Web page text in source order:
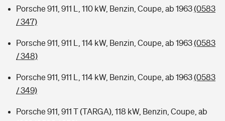
Porsche 911, 911 L, 110 kW, Benzin, Coupe, ab 1963(0583
/ 347)
Porsche 911, 911 L, 114 kW, Benzin, Coupe, ab 1963(0583
/ 348)
Porsche 911, 911 L, 114 kW, Benzin, Coupe, ab 1963(0583
/ 349)
Porsche 911, 911 T (TARGA), 118 kW, Benzin, Coupe, ab